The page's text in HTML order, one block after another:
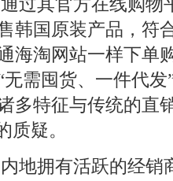
过其官方在线购物
韩国原装产品，符
海淘网站一样下单
需囤货、一件代
多特征与传统的直
质疑。
地拥有活跃的经